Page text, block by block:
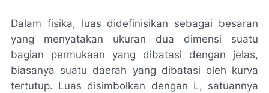
Dalam fisika, luas didefinisikan sebagai besaran
yang menyatakan ukuran dua dimensi suatu
bagian permukaan yang dibatasi dengan jelas,
biasanya suatu daerah yang dibatasi oleh kurva
tertutup. Luas disimbolkan dengan L, satuannya